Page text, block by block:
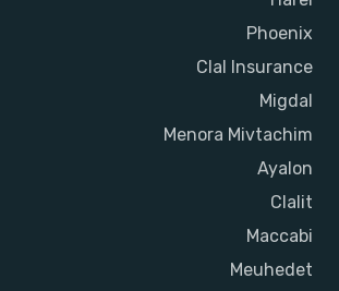
Phoenix
Clal Insurance
Migdal
Menora Mivtachim
Ayalon
Clalit
Maccabi
Meuhedet